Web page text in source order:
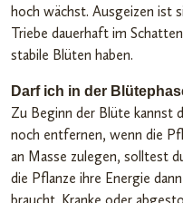
hoch wächst. Ausgeizen ist
Triebe dauerhaft im
stabile Blüten haben.
Darf ich in der
Zu Beginn der Blüte kannst
noch entfernen, wenn die
an Masse zulegen, solltest
die Pflanze ihre Energie